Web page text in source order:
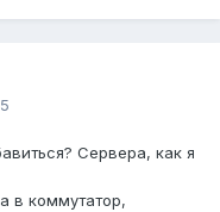
Сервера, как я
в коммутатор,